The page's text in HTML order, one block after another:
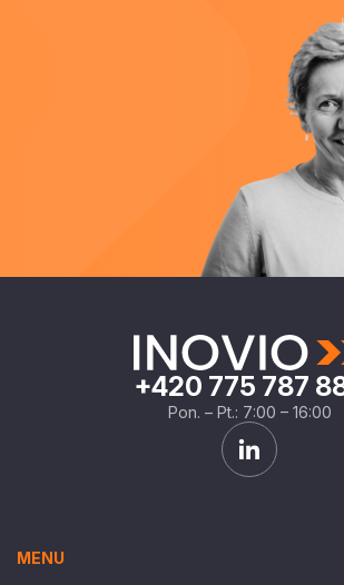
+420 775 787
Pon. – Pt.: 7:00 – 16:00
MENU